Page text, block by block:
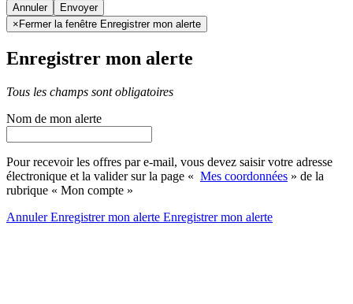
Annuler
× Fermer la fenêtre Enregistrer mon alerte
Enregistrer mon alerte
Tous les champs sont obligatoires
Nom de mon alerte
Pour recevoir les offres par e-mail, vous devez saisir votre adresse
électronique et la valider sur la page « Mes coordonnées » de la
rubrique « Mon compte »
AnnulerEnregistrer mon alerte Enregistrermon alerte